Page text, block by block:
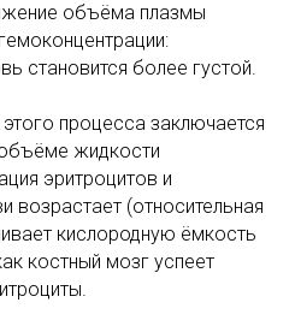
объёма плазмы
становится более густой.
процесса заключается
жидкости
эритроцитов и
возрастает (относительная
кислородную ёмкость
костный мозг успеет